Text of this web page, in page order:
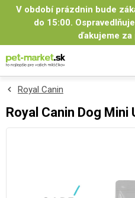
V období prázdnin bude
do 15:00.
ďakujeme za
Royal Canin
Royal Canin Dog Mini